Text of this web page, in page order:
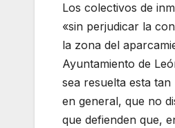
Los colectivos de
«sin perjudicar la
la zona del
Ayuntamiento de
sea resuelta esta
en general, que no
que defienden que,